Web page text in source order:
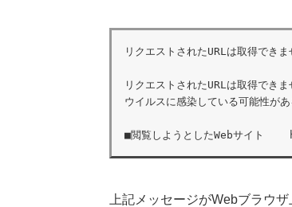
リクエストされたURLは取得でき
リクエストされたURLは取得できま
ウイルスに感染している可能性が
■閲覧しようとしたWebサイト
上記メッセージがWebブラウ